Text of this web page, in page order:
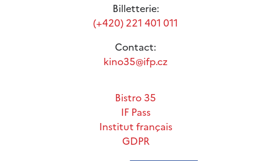
Billetterie:
(+420) 221 401 011
Contact:
kino35@ifp.cz
Bistro 35
IF Pass
Institut français
GDPR